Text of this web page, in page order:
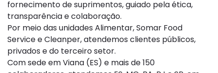
fornecimento de suprimentos, guiado pela ética,
transparência e colaboração.
Por meio das unidades Alimentar, Somar Food
Service e Cleanper, atendemos clientes públicos,
privados e do terceiro setor.
Com sede em Viana (ES) e mais de 150